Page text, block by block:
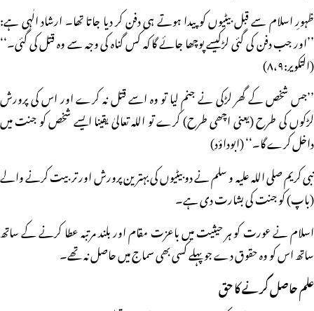
ظہورِ اسلام سے قبل بیٹیوں کو پیدا ہوتے ہی دفن کر دیا جاتا تھا۔ ارشاد الٰہی ہے:
’’اور جب دفن کی گئی لڑکیسے پوچھا جائے گا کہ کس گناہ کی وجہ سے وہ قتل کی گئی۔‘‘
(التکویر:۸،۹)
’’جس شخص کے گھر لڑکی نے جنم لیا تو وہ اسے قتل نہ کرے اور اس کی پرورش
لڑکوں کی طرح (یعنی اچھی طرح) کرے تو اللہ تعالیٰ یقینا ایسے شخص کو جنت میں
داخل کرے گا۔‘‘ (ابوداؤد)
نبی کریم صلی اللہ علیہ و سلم نے دو بیٹیوں کی بہترین پرورش اور تربیت کرنے والے
(باپ) کو جنت کی بشارت دی ہے۔
اسلام نے عورت کو ہر حیثیت میں باعزت مقام اور بلند مرتبہ عطا کرنے کے ساتھ
ساتھ اس کو وہ حقوق دے جو پہلے کسی بھی سماج میں حاصل نہ تھے۔
علم حاصل کرنے کا حق